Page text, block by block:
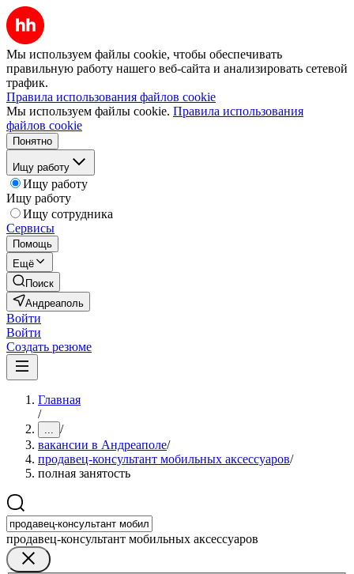
Мы используем файлы cookie, чтобы обеспечивать
правильную работу нашего веб-сайта и анализировать сетевой
трафик.
Правила использования файлов cookie
Мы используем файлы cookie. Правила использования
файлов cookie
Понятно
Ищу работу
Ищу работу
Ищу работу
Ищу сотрудника
Сервисы
Помощь
Ещё
Поиск
Андреаполь
Войти
Войти
Создать резюме
Главная
/
... /
вакансии в Андреаполе/
продавец-консультант мобильных аксессуаров/
полная занятость
продавец-консультант мобильных аксессуаров